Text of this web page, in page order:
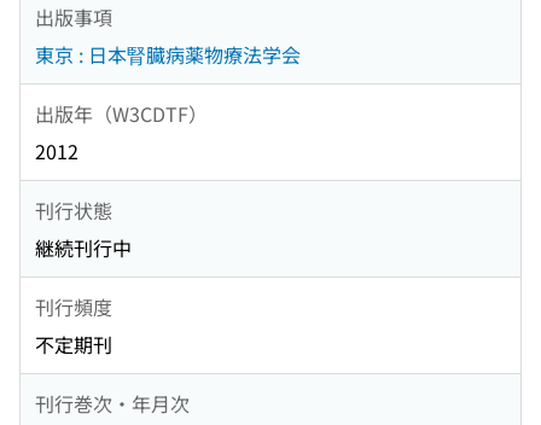
出版事項
東京 : 日本腎臓病薬物療法学会
出版年（W3CDTF）
2012
刊行状態
継続刊行中
刊行頻度
不定期刊
刊行巻次・年月次